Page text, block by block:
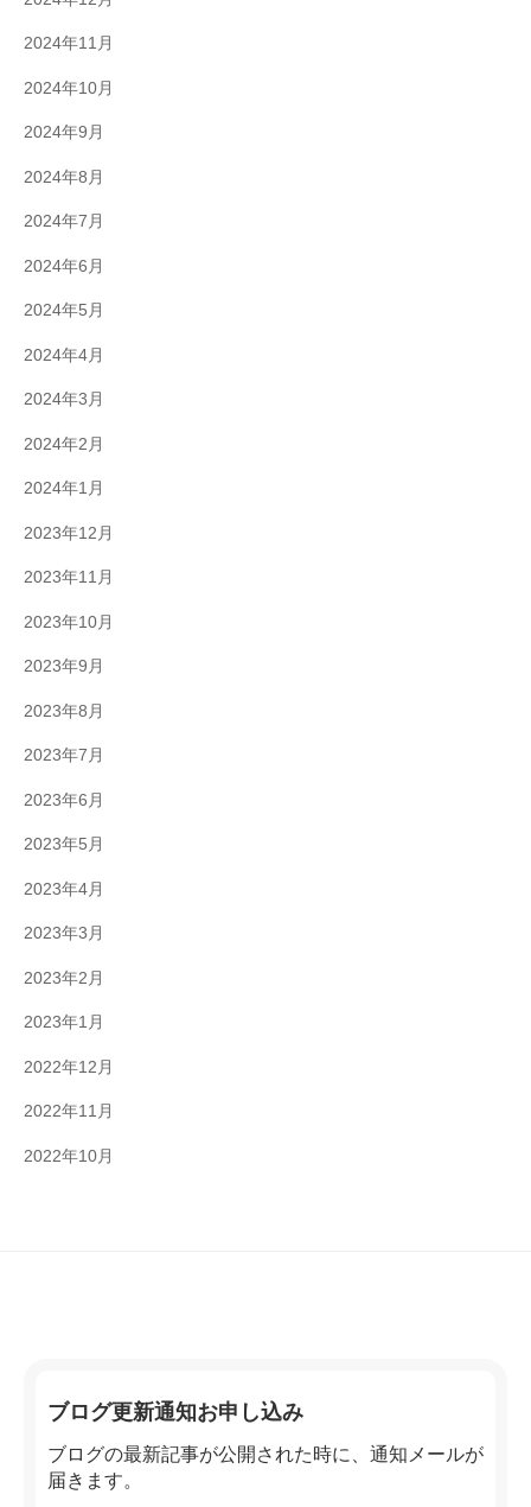
2024年11月
2024年10月
2024年9月
2024年8月
2024年7月
2024年6月
2024年5月
2024年4月
2024年3月
2024年2月
2024年1月
2023年12月
2023年11月
2023年10月
2023年9月
2023年8月
2023年7月
2023年6月
2023年5月
2023年4月
2023年3月
2023年2月
2023年1月
2022年12月
2022年11月
2022年10月
ブログ更新通知お申し込み
ブログの最新記事が公開された時に、通知メールが
届きます。